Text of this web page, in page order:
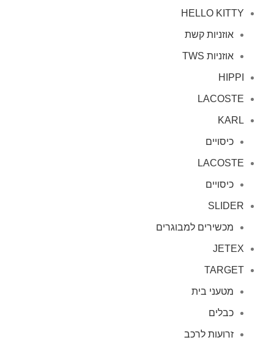
HELLO KITTY
אוזניות קשת
אוזניות TWS
HIPPI
LACOSTE
KARL
כיסויים
LACOSTE
כיסויים
SLIDER
מכשירים למבוגרים
JETEX
TARGET
מטעני בית
כבלים
זרועות לרכב